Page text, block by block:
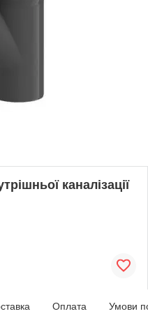
каналізації
Оплата Умови